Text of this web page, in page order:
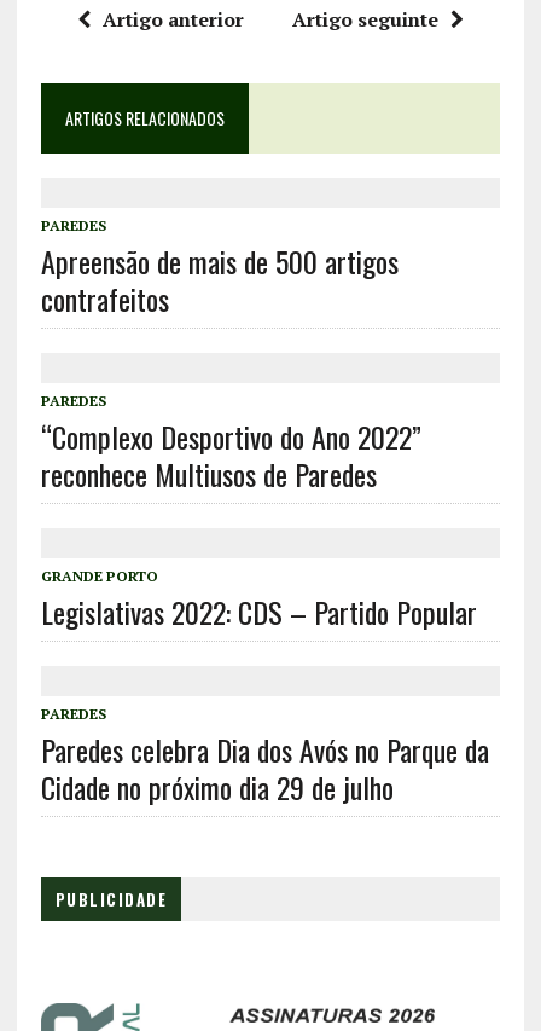
Artigo anterior Artigo seguinte
ARTIGOS RELACIONADOS
PAREDES
Apreensão de mais de 500 artigos
contrafeitos
PAREDES
“Complexo Desportivo do Ano 2022”
reconhece Multiusos de Paredes
GRANDE PORTO
Legislativas 2022: CDS – Partido Popular
PAREDES
Paredes celebra Dia dos Avós no Parque da
Cidade no próximo dia 29 de julho
PUBLICIDADE